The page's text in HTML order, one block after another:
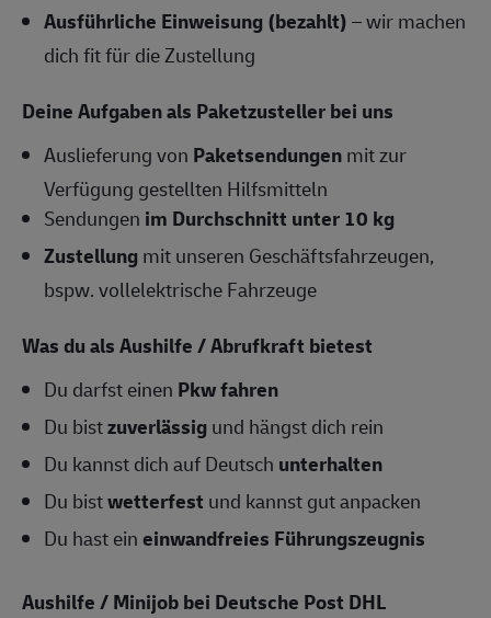
Ausführliche Einweisung (bezahlt)– wir machen
dich fit für die Zustellung
Deine Aufgaben als Paketzusteller bei uns
Auslieferung von Paketsendungenmit zur
Verfügung gestellten Hilfsmitteln
Sendungen im Durchschnitt unter 10 kg
Zustellungmit unseren Geschäftsfahrzeugen,
bspw. vollelektrische Fahrzeuge
Was du als Aushilfe / Abrufkraft bietest
Du darfst einen Pkw fahren
Du bistzuverlässigund hängst dich rein
Du kannst dich auf Deutsch unterhalten
Du bistwetterfest und kannst gut anpacken
Du hast eineinwandfreies Führungszeugnis
Aushilfe / Minijob bei Deutsche Post DHL